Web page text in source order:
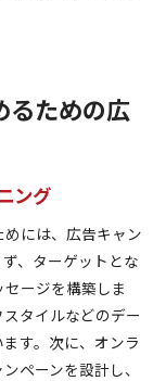
るための広
ング
には、広告キャン
、ターゲットとな
ージを構築しま
タイルなどのデー
す。次に、オンラ
ペーンを設計し、